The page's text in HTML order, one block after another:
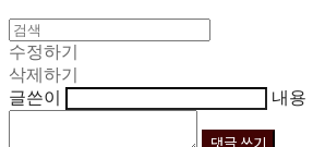
수정하기
삭제하기
글쓴이
내용